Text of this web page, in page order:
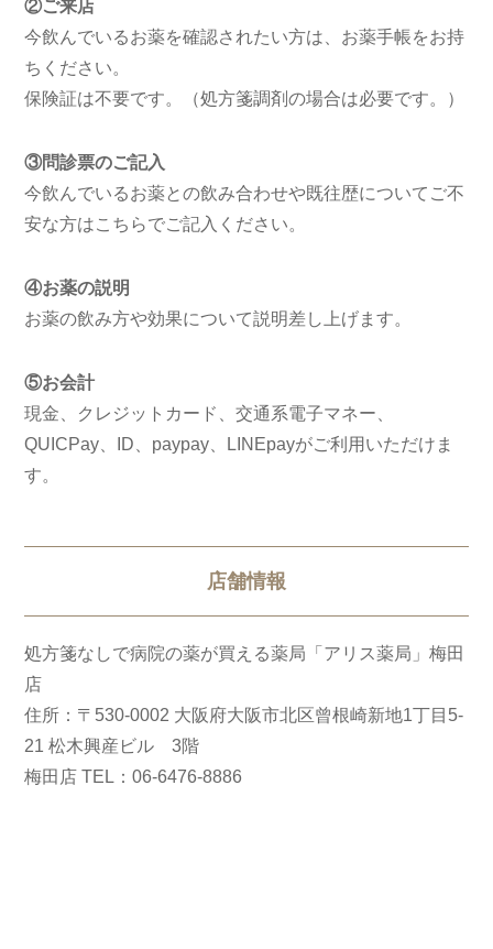
②ご来店
今飲んでいるお薬を確認されたい方は、お薬手帳をお持
ちください。
保険証は不要です。（処方箋調剤の場合は必要です。）
③問診票のご記入
今飲んでいるお薬との飲み合わせや既往歴についてご不
安な方はこちらでご記入ください。
④お薬の説明
お薬の飲み方や効果について説明差し上げます。
⑤お会計
現金、クレジットカード、交通系電子マネー、
QUICPay、ID、paypay、LINEpayがご利用いただけま
す。
店舗情報
処方箋なしで病院の薬が買える薬局「アリス薬局」梅田
店
住所：〒530-0002 大阪府大阪市北区曾根崎新地1丁目5-
21 松木興産ビル 3階
梅田店 TEL：06-6476-8886